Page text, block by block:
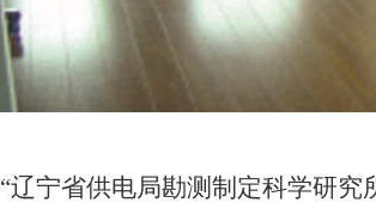
“辽宁省供电局勘测制定科学研究